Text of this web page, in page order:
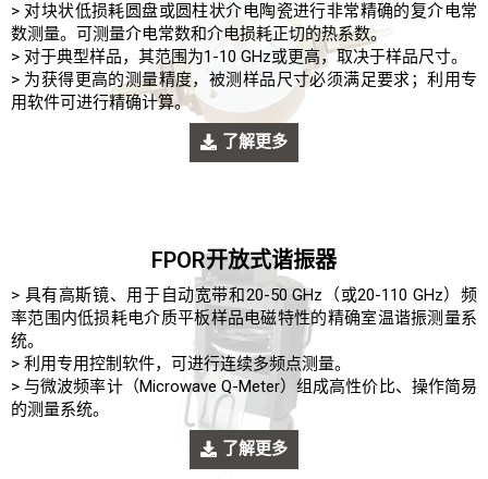
> 对块状低损耗圆盘或圆柱状介电陶瓷进行非常精确的复介电常
数测量。 可测量介电常数和介电损耗正切的热系数。
> 对于典型样品，其范围为1-10 GHz或更高，取决于样品尺寸。
> 为获得更高的测量精度，被测样品尺寸必须满足要求；利用专
用软件可进行精确计算。
了解更多
FPOR开放式谐振器
> 具有高斯镜、用于自动宽带和20-50 GHz（或20-110 GHz）频
率范围内低损耗电介质平板样品电磁特性的精确室温谐振测量系
统。
> 利用专用控制软件，可进行连续多频点测量。
> 与微波频率计（Microwave Q-Meter）组成高性价比、操作简易
的测量系统。
了解更多